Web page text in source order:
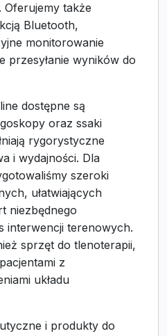
Oferujemy także
Bluetooth,
monitorowanie
przesyłanie wyników do
dostępne są
oraz ssaki
rygorystyczne
i wydajności. Dla
szeroki
ułatwiających
niezbędnego
interwencji terenowych.
sprzęt do tlenoterapii,
z
układu
i produkty do